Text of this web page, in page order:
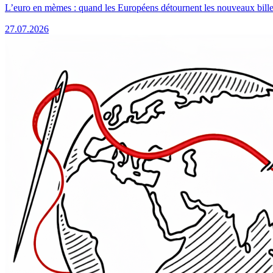
L’euro en mèmes : quand les Européens détournent les nouveaux
27.07.2026